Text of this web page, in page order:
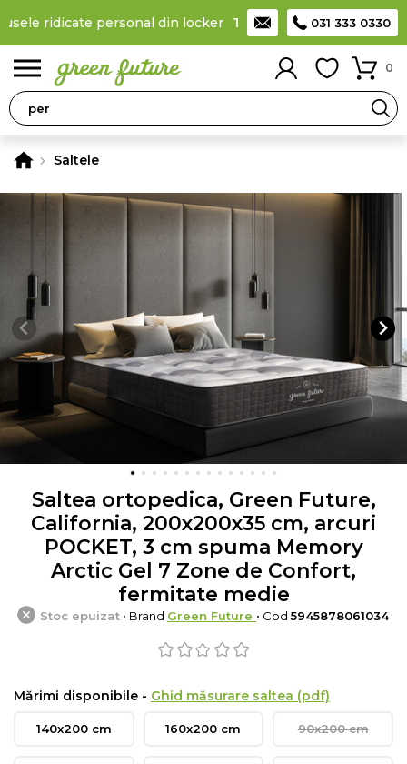
ridicate personal din locker Taxă de livrare 11,99 Lei, la
031 333 0330
0
Saltele
Saltea ortopedica, Green Future,
California, 200x200x35 cm, arcuri
POCKET, 3 cm spuma Memory
Arctic Gel 7 Zone de Confort,
fermitate medie
Stoc epuizat • Brand Green Future • Cod5945878061034
Mărimi disponibile - Ghid măsurare saltea (pdf)
140x200 cm 160x200 cm 90x200 cm